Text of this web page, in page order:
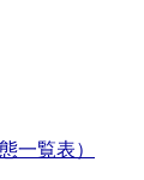
一覧表）